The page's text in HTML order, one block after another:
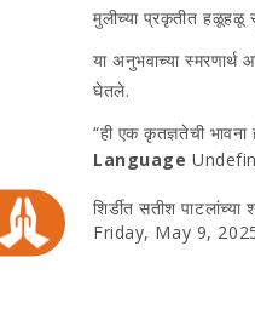
मुलीच्या प्रकृतीत हळूहळू
या अनुभवाच्या स्मरणार्थ
घेतले.
“ही एक कृतज्ञतेची भावना
Language
शिर्डीत सतीश पाटलांच्या
Friday, May 9,